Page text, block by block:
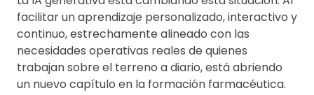
facilitar un aprendizaje personalizado, interactivo y
continuo, estrechamente alineado con las
necesidades operativas reales de quienes
trabajan sobre el terreno a diario, está abriendo
un nuevo capítulo en la formación farmacéutica.